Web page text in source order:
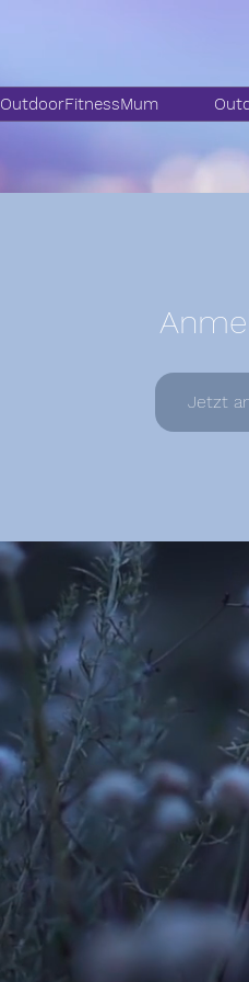
OutdoorFitnessMum
Jetzt